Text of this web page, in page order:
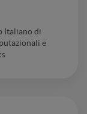
Italiano di
e